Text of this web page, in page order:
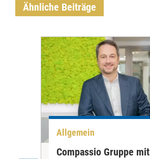
Ähnliche Beiträge
Allgemein
Compassio Gruppe mit